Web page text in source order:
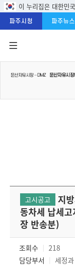
이 누리집은 대한민
파주시청 파주뉴스
고시공고
지
동차세 납세
장 반송분)
조회수 218
담당부서
세정과